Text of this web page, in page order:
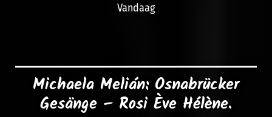
Vandaag
Michaela Melián: Osnabrücker
Gesänge – Rosi Ève Hélène.